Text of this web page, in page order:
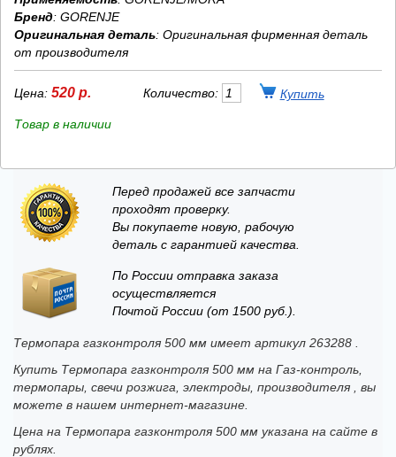
Бренд: GORENJE
Оригинальная деталь: Оригинальная фирменная деталь
от производителя
Цена: 520 р. Количество:
Товар в наличии
Перед продажей все запчасти
проходят проверку.
Вы покупаете новую, рабочую
деталь с гарантией качества.
По России отправка заказа
осуществляется
Почтой России (от 1500 руб.).
Термопара газконтроля 500 мм имеет артикул 263288 .
Купить Термопара газконтроля 500 мм на Газ-контроль,
термопары, свечи розжига, электроды, производителя , вы
можете в нашем интернет-магазине.
Цена на Термопара газконтроля 500 мм указана на сайте в
рублях.